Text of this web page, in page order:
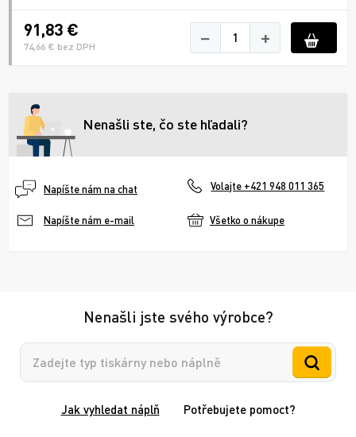
91,83 €
74,66 € bez DPH − +
Nenašli ste, čo ste hľadali?
Napíšte nám na chat Volajte +421 948 011 365
Napíšte nám e-mail Všetko o nákupe
Nenašli jste svého výrobce?
Vyhledávání
Jak vyhledat náplň Potřebujete pomoct?